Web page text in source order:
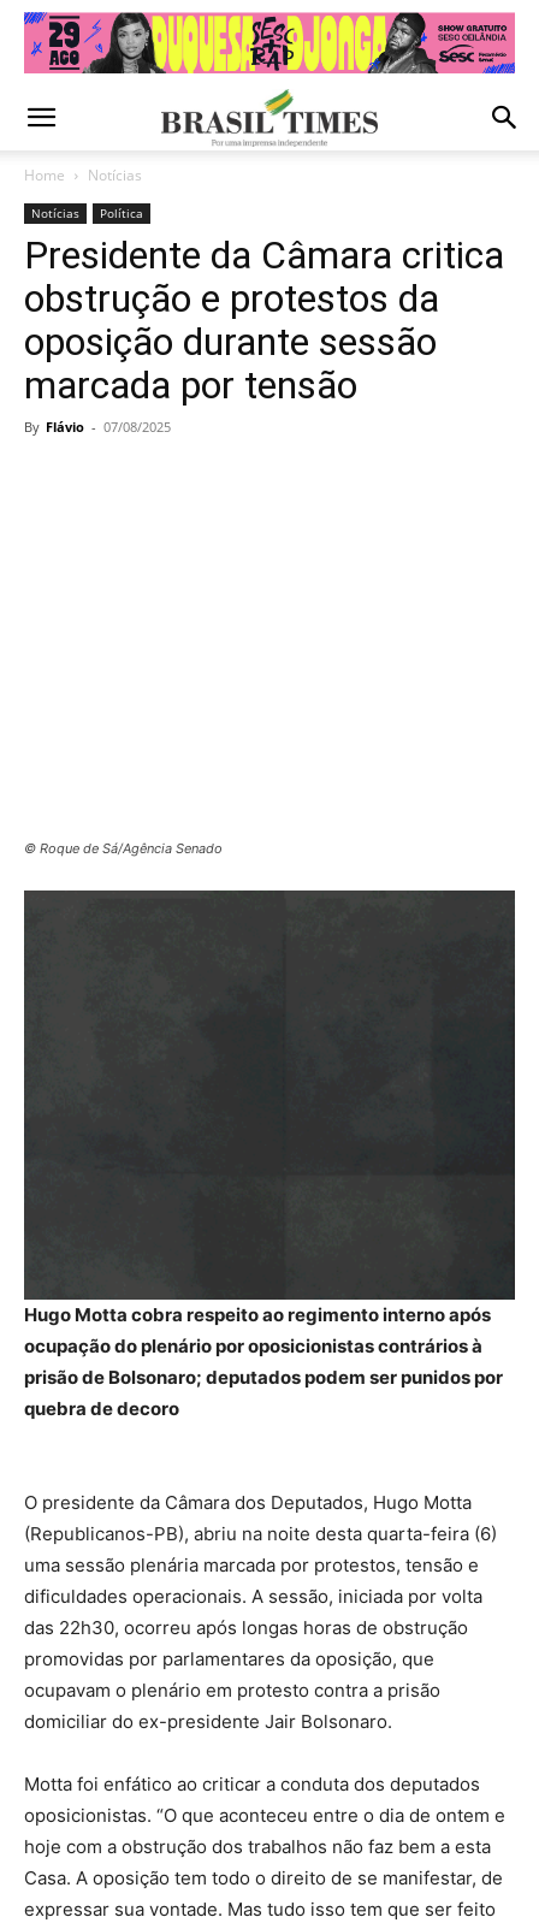
Home Notícias
Notícias Política
Presidente da Câmara critica
obstrução e protestos da
oposição durante sessão
marcada por tensão
By Flávio - 07/08/2025
© Roque de Sá/Agência Senado
Hugo Motta cobra respeito ao regimento interno após
ocupação do plenário por oposicionistas contrários à
prisão de Bolsonaro; deputados podem ser punidos por
quebra de decoro
O presidente da Câmara dos Deputados, Hugo Motta
(Republicanos-PB), abriu na noite desta quarta-feira (6)
uma sessão plenária marcada por protestos, tensão e
dificuldades operacionais. A sessão, iniciada por volta
das 22h30, ocorreu após longas horas de obstrução
promovidas por parlamentares da oposição, que
ocupavam o plenário em protesto contra a prisão
domiciliar do ex-presidente Jair Bolsonaro.
Motta foi enfático ao criticar a conduta dos deputados
oposicionistas. “O que aconteceu entre o dia de ontem e
hoje com a obstrução dos trabalhos não faz bem a esta
Casa. A oposição tem todo o direito de se manifestar, de
expressar sua vontade. Mas tudo isso tem que ser feito